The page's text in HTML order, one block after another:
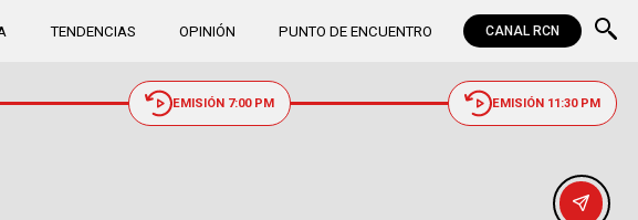
TENDENCIAS OPINIÓN PUNTO DE ENCUENTRO CANAL RCN
EMISIÓN 7:00 PM EMISIÓN 11:30 PM